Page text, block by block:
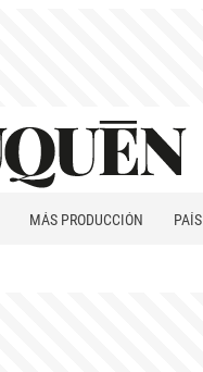
MÁS PRODUCCIÓN PAÍS